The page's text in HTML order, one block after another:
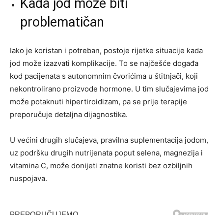
Kada jod može biti
problematičan
Iako je koristan i potreban, postoje rijetke situacije kada
jod može izazvati komplikacije. To se najčešće događa
kod pacijenata s autonomnim čvorićima u štitnjači, koji
nekontrolirano proizvode hormone. U tim slučajevima jod
može potaknuti hipertiroidizam, pa se prije terapije
preporučuje detaljna dijagnostika.
U većini drugih slučajeva, pravilna suplementacija jodom,
uz podršku drugih nutrijenata poput selena, magnezija i
vitamina C, može donijeti znatne koristi bez ozbiljnih
nuspojava.